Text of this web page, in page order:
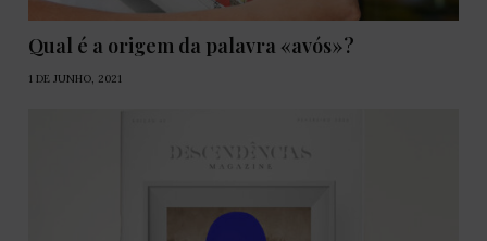
Qual é a origem da palavra «avós»?
1 DE JUNHO, 2021